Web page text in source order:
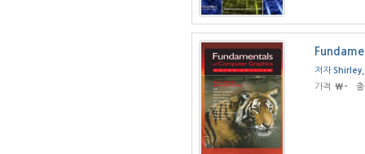
저자Shirley,
가격 ₩-